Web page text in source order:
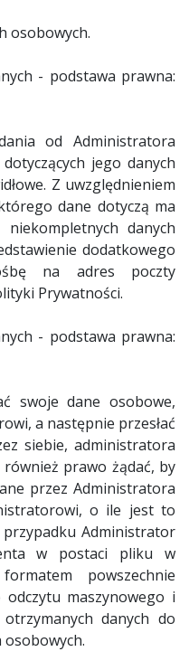
osobowych.
- podstawa prawna:
od Administratora
jego danych
Z uwzględnieniem
dane dotyczą ma
danych
dodatkowego
na adres poczty
Prywatności.
- podstawa prawna:
swoje dane osobowe,
a następnie przesłać
siebie, administratora
prawo żądać, by
przez Administratora
o ile jest to
Administrator
w postaci pliku w
powszechnie
odczytu maszynowego i
danych do